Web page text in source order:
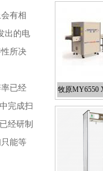
有相
出的电
所决
已经
完成扫
经研制
能等
牧原MY6550